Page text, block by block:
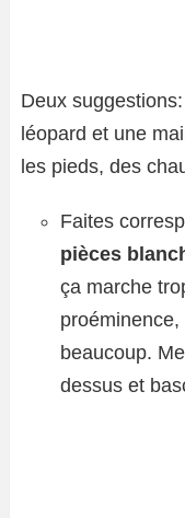
Deux
léopard et une
les pieds, des
Faites
pièces
ça marche
proéminence,
beaucoup.
dessus et